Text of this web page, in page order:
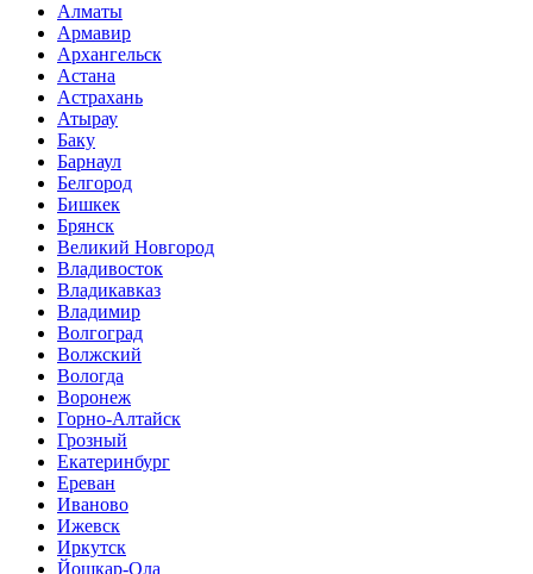
Алматы
Армавир
Архангельск
Астана
Астрахань
Атырау
Баку
Барнаул
Белгород
Бишкек
Брянск
Великий Новгород
Владивосток
Владикавказ
Владимир
Волгоград
Волжский
Вологда
Воронеж
Горно-Алтайск
Грозный
Екатеринбург
Ереван
Иваново
Ижевск
Иркутск
Йошкар-Ола